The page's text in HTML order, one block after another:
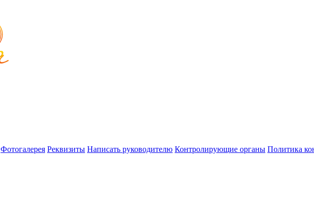
Фотогалерея Реквизиты Написать руководителю Контролирующие органы Политика